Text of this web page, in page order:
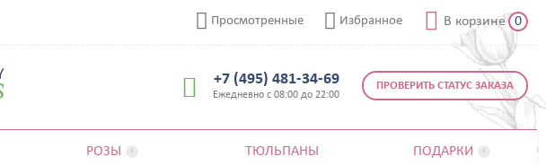
 +7 (495) 481-34-69
Ежедневно с 08:00 до 22:00
 Просмотренные  Избранное  В корзине 0
ПРОВЕРИТЬ СТАТУС ЗАКАЗА
РОЗЫ ТЮЛЬПАНЫ ПОДАРКИ